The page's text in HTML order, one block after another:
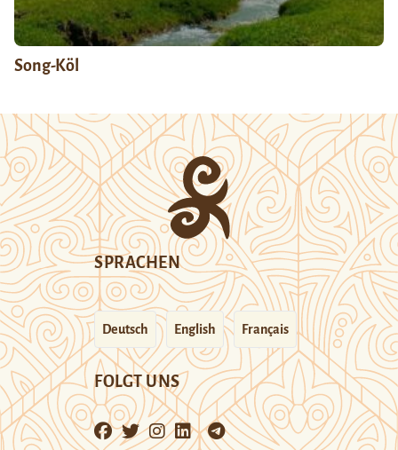
Song-Köl
SPRACHEN
Deutsch English Français
FOLGT UNS